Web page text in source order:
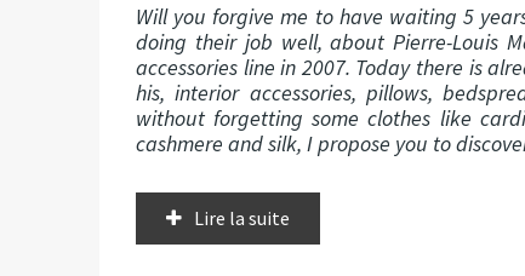
Will you forgive me to have waiting 5
doing their job well, about Pierre-Louis
accessories line in 2007. Today there is
his, interior accessories, pillows,
without forgetting some clothes like
cashmere and silk, I propose you to
Lire la suite